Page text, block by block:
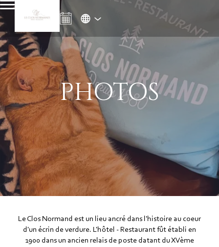
PHOTOS
Le Clos Normand est un lieu ancré dans l'histoire au coeur
d'un écrin de verdure. L'hôtel - Restaurant fût établi en
1900 dans un ancien relais de poste datant du XVème